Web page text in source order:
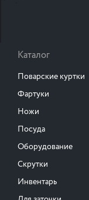
Каталог
Поварские куртки
Фартуки
Ножи
Посуда
Оборудование
Скрутки
Инвентарь